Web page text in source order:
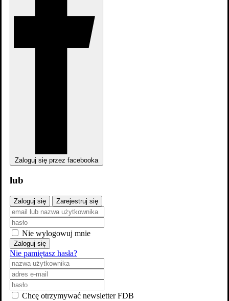
dodajzdjęcia
Zaloguj się przez facebooka
lub
Zaloguj się Zarejestruj się
Nie wylogowuj mnie
Zaloguj się
Nie pamiętasz hasła?
Chcę otrzymywać newsletter FDB